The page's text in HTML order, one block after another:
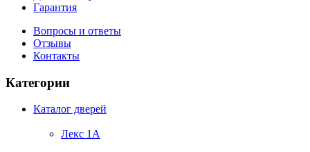
Гарантия
Вопросы и ответы
Отзывы
Контакты
Категории
Каталог дверей
Лекс 1А